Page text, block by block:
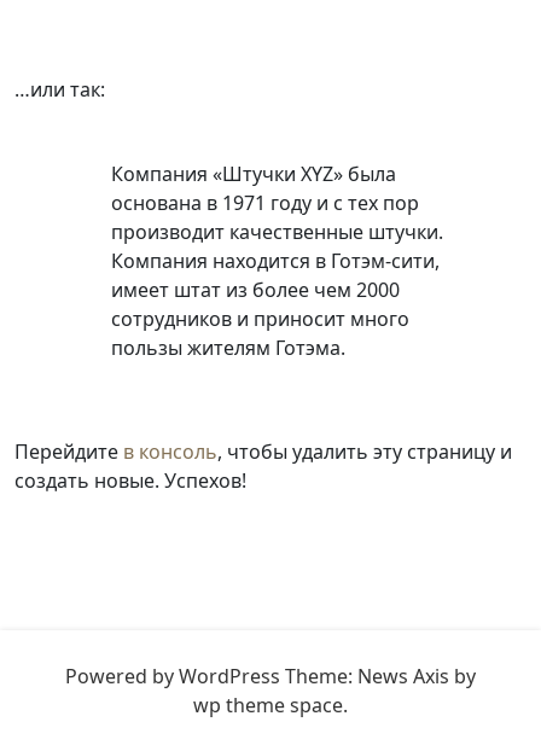
…или так:
Компания «Штучки XYZ» была
основана в 1971 году и с тех пор
производит качественные штучки.
Компания находится в Готэм-сити,
имеет штат из более чем 2000
сотрудников и приносит много
пользы жителям Готэма.
Перейдите в консоль, чтобы удалить эту страницу и
создать новые. Успехов!
Powered by WordPress Theme: News Axis by
wp theme space.